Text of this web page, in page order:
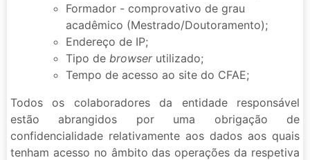
Formador - comprovativo de grau
acadêmico (Mestrado/Doutoramento);
Endereço de IP;
Tipo de browserutilizado;
Tempo de acesso ao site do CFAE;
Todos os colaboradores da entidade responsável
estão abrangidos por uma obrigação de
confidencialidade relativamente aos dados aos quais
tenham acesso no âmbito das operações da respetiva